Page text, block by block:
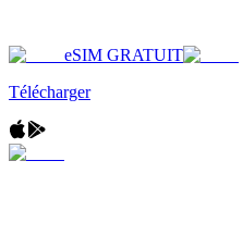
eSIM GRATUIT
Télécharger